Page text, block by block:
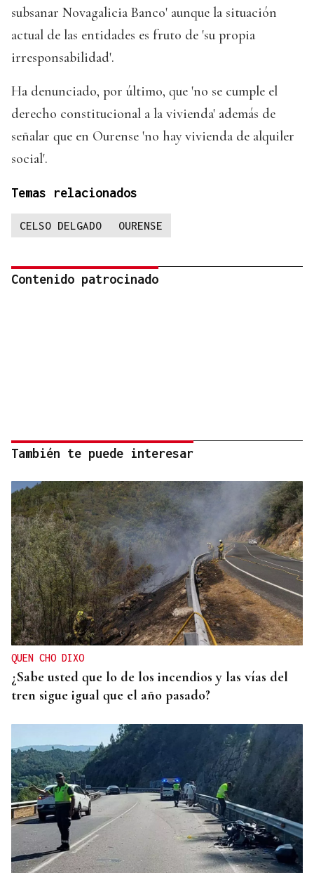
subsanar Novagalicia Banco' aunque la situación
actual de las entidades es fruto de 'su propia
irresponsabilidad'.
Ha denunciado, por último, que 'no se cumple el
derecho constitucional a la vivienda' además de
señalar que en Ourense 'no hay vivienda de alquiler
social'.
Temas relacionados
CELSO DELGADO OURENSE
Contenido patrocinado
También te puede interesar
QUEN CHO DIXO
¿Sabe usted que lo de los incendios y las vías del
tren sigue igual que el año pasado?